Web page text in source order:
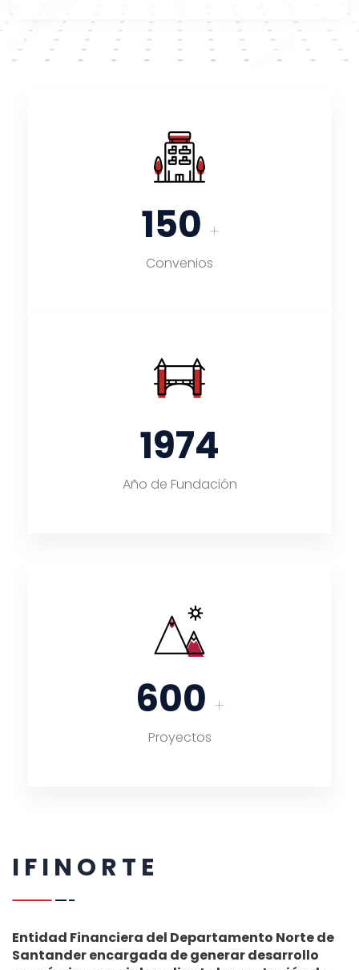
150 +
Convenios
1974
Año de Fundación
600 +
Proyectos
I F I N O R T E
Entidad Financiera del Departamento Norte de
Santander encargada de generar desarrollo